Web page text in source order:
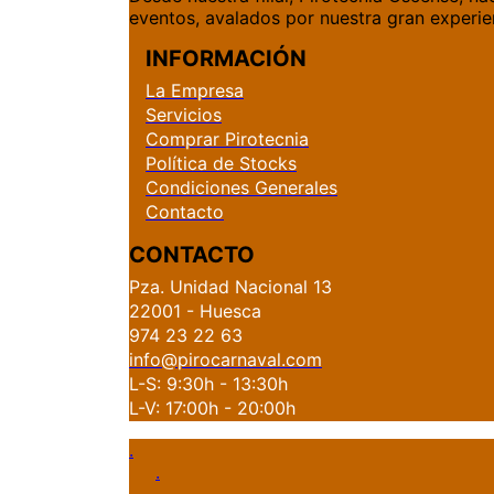
eventos, avalados por nuestra gran
INFORMACIÓN
La Empresa
Servicios
Comprar Pirotecnia
Política de Stocks
Condiciones Generales
Contacto
CONTACTO
Pza. Unidad Nacional 13
22001 - Huesca
974 23 22 63
info@pirocarnaval.com
L-S: 9:30h - 13:30h
L-V: 17:00h - 20:00h
.
.